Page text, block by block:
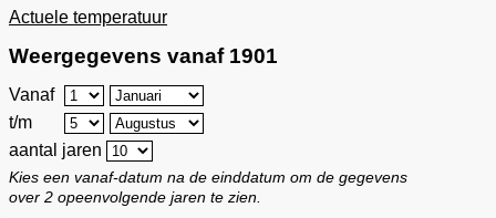
Actuele temperatuur
Weergegevens vanaf 1901
Vanaf
t/m
aantal jaren
Kies een vanaf-datum na de einddatum om de gegevens
over 2 opeenvolgende jaren te zien.